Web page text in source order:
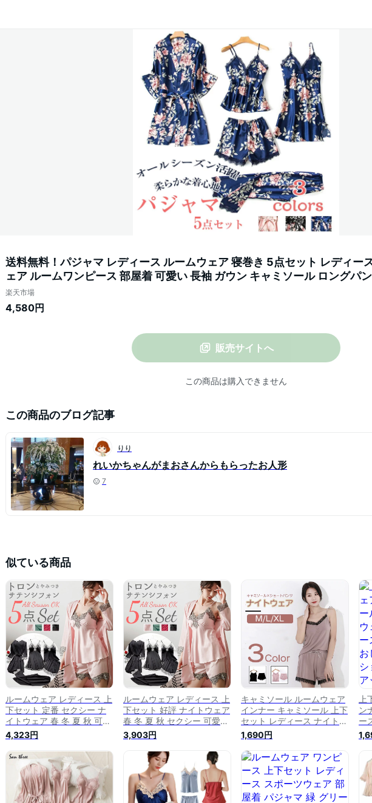
送料無料！パジャマ レディース ルームウェア 寝巻き 5点セット レディー
ェア ルームワンピース 部屋着 可愛い 長袖 ガウン キャミソール ロングパ
トパンツ セットアップ 上下セット 花柄 レース セクシー 秋 春 夏
楽天市場
4,580円
販売サイトへ
この商品は購入できません
この商品のブログ記事
りり
れいかちゃんがまおさんからもらったお人形
7
似ている商品
ルームウェア レディース 上
下セット 定番 セクシー ナ
イトウェア 春 冬 夏 秋 可愛
い ショートパンツ セット
かわいい ルームウエア キャ
ミソール カップ付き レース
ネグリジェ 部屋着 セットア
ップ 5点セット パジャマ 寝
巻き おしゃれ パンツ ナイ
トガウン
4,323円
ルームウェア レディース 上
下セット 好評 ナイトウェア
春 冬 夏 秋 セクシー 可愛い
ショートパンツ セット かわ
いい ルームウエア キャミソ
ール カップ付き レース ネ
グリジェ 部屋着 セットアッ
プ 5点セット パジャマ 寝巻
き おしゃれ パンツ ナイト
ガウン
3,903円
キャミソール ルームウェア
インナー キャミソール 上下
セット レディース ナイトウ
ェア 部屋着 キャミ レース
パジャマ 半ズボン おしゃれ
ルームウエア ショートパン
ツ セットアップ 寝巻き セ
ット 涼しい かわいい セク
シー 春 夏 送料無料
1,690円
ン
ー
キ
ズ
か